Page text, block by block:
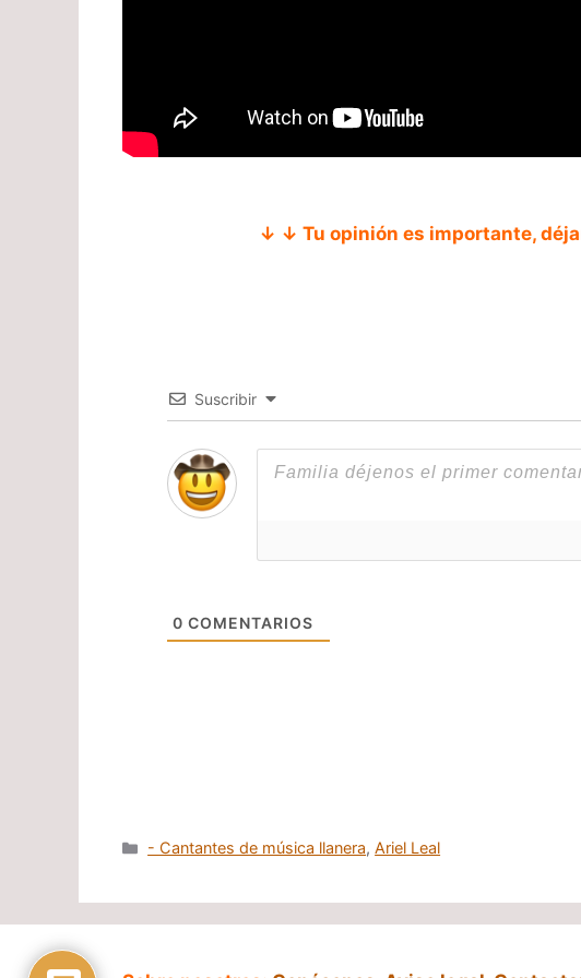
↓ ↓ Tu opinión es importante,
Suscribir
0 COMENTARIOS
Categorías
- Cantantes de música llanera,Ariel Leal